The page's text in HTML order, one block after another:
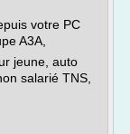
votre PC
A3A,
jeune, auto
salarié TNS,